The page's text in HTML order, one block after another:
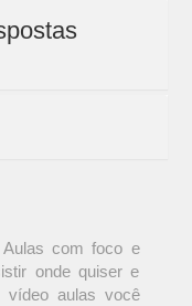
com foco e
onde quiser e
vídeo aulas você